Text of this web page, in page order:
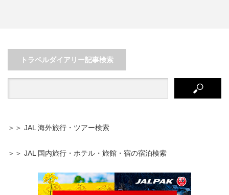
トラベルダイアリー記事検索
＞＞ JAL 海外旅行・ツアー検索
＞＞ JAL 国内旅行・ホテル・旅館・宿の宿泊検索